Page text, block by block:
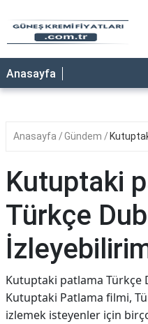
ANASAYFA
Anasayfa
Anasayfa Gündem
Kutuptaki
Türkçe
Kutuptaki patlama Türkçe
Kutuptaki Patlama filmi,
izlemek isteyenler için